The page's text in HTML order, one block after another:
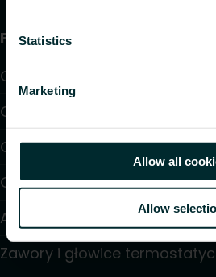
Statistics
Marketing
Allow all
Allow
Produkty
Grzejniki
Ogrzewanie i chłodzenie
Grzejniki konwektorowe i
Ogrzewanie elektryczne
Automatyka
Zawory i głowice